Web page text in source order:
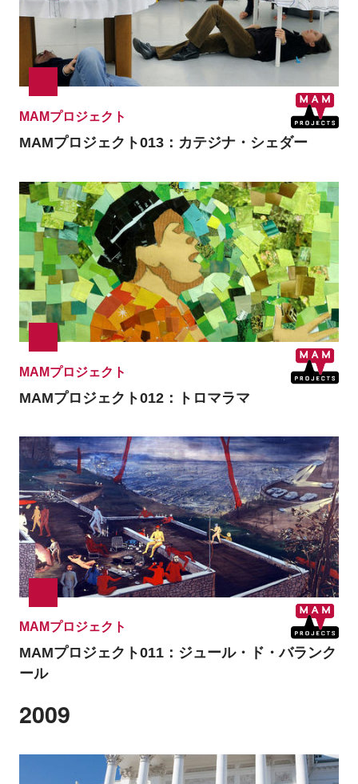
MAMプロジェクト
MAMプロジェクト013：カテジナ・シェダー
MAMプロジェクト
MAMプロジェクト012：トロマラマ
MAMプロジェクト
MAMプロジェクト011：ジュール・ド・バランク
ール
2009